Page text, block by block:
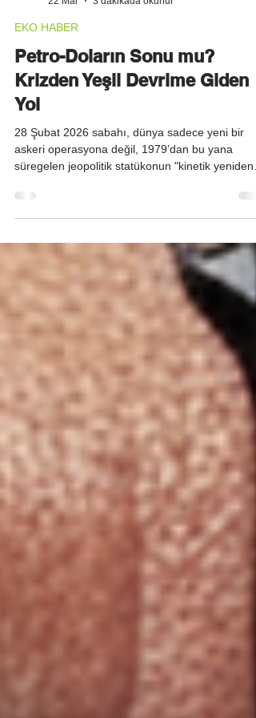
EE Admin
22 Mar
3 dakikada okunur
EKO HABER
Petro-Doların Sonu mu?
Krizden Yeşil Devrime Giden
Yol
28 Şubat 2026 sabahı, dünya sadece yeni bir
askeri operasyona değil, 1979’dan bu yana
mühendislik" süreciyle tasfiye edilişine uyandı.
ABD’nin "Destansı Öfke" (Operation Epic Fury) ve
İsrail’in "Kükreyen Aslan" (Operation Roaring
operasyonları, bölgedeki güç dengelerini geri
dönülemez bir eşiğe taşıdı. ABD Başkanı
yayınladığı video mesajda Tahran için "kayıtsız
şartsız teslimiyet" çağrısı yapması, Katar Enerji